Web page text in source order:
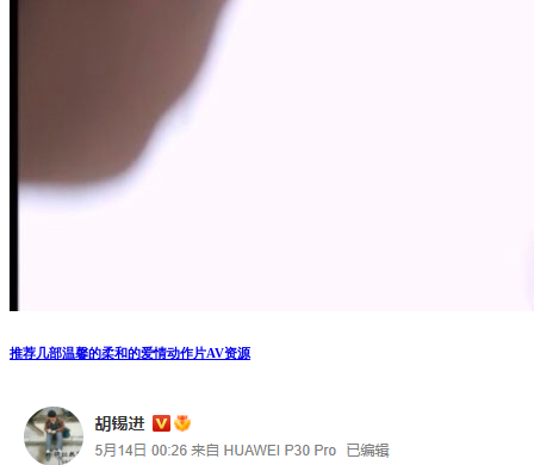
推荐几部温馨的柔和的爱情动作片AV资源